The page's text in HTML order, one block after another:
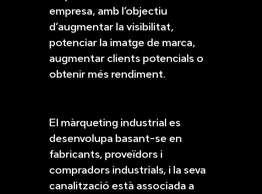
empresa, amb l’objectiu
d’augmentar la visibilitat,
potenciar la imatge de marca,
augmentar clients potencials o
obtenir més rendiment.
El màrqueting industrial es
desenvolupa basant-se en
fabricants, proveïdors i
compradors industrials, i la seva
canalització està associada a